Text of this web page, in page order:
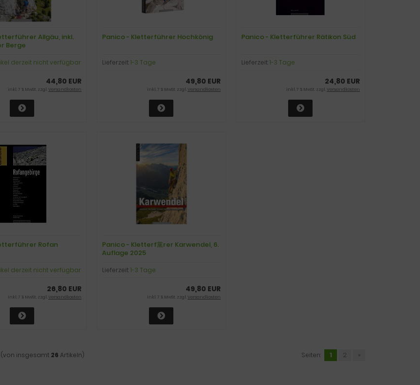
Allgäu, inkl.
Berge
derzeit nicht verfügbar
44,80 EUR
inkl. 7 % MwSt. zzgl.Versandkosten
Panico - Kletterführer Hochkönig
Lieferzeit:1-3 Tage
49,80 EUR
inkl. 7 % MwSt. zzgl.Versandkosten
Panico - Kletterführer Rätikon Süd
Lieferzeit:1-3 Tage
24,80 EUR
inkl. 7 % MwSt. zzgl.Versandkosten
Rofan
derzeit nicht verfügbar
26,80 EUR
inkl. 7 % MwSt. zzgl.Versandkosten
Panico - Kletterf黨rer Karwendel, 6.
Auflage 2025
Lieferzeit:1-3 Tage
49,80 EUR
inkl. 7 % MwSt. zzgl.Versandkosten
(von insgesamt 26 Artikeln) Seiten: 1 2 »